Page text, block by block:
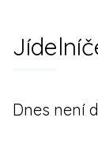
Dnes není